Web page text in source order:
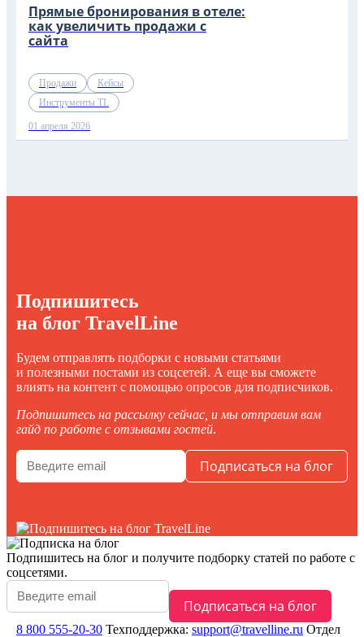
Прямые бронирования в отеле:
как увеличить продажи с
сайта
Продажи
Кейсы
Инструменты TL
01 апреля 2026
Подпишитесь
на блог TravelLine
Будем отправлять подборки с новыми статьями
и полезными постами из соцсетей. А еще вы сможете
влиять на контент с помощью опросов для подписчиков.
Подпишитесь на рассылку сейчас, и мы отправим вам
гайд по работе с отзывами гостей.
Подпишитесь на блог и получите подборку статей по работе с
соцсетями.
8 800 555-20-30 Техподдержка: support@travelline.ru Отдел